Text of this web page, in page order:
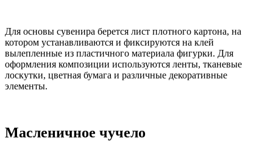
Для основы сувенира берется лист плотного картона, на
котором устанавливаются и фиксируются на клей
вылепленные из пластичного материала фигурки. Для
оформления композиции используются ленты, тканевые
лоскутки, цветная бумага и различные декоративные
элементы.
Масленичное чучело